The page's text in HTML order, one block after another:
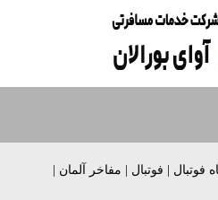
فوتبال | فوتبال | مفاخر آلمان |